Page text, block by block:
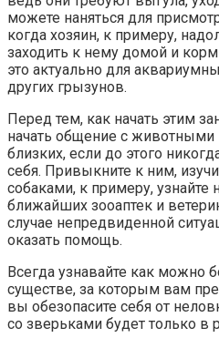
можете наняться для
когда хозяин, к примеру,
заходить к нему домой и
это актуально для
других грызунов.
Перед тем, как начать этим
начать общение с
близких, если до этого
себя. Привыкните к ним,
собаками, к примеру, узнайте
ближайших зооаптек и
случае непредвиденной
оказать помощь.
Всегда узнавайте как
существе, за которым вам
вы обезопасите себя от
со зверьками будет только в